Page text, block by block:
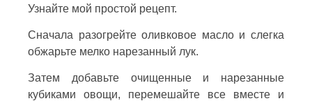
Узнайте мой простой рецепт.
Сначала разогрейте оливковое масло и слегка
обжарьте мелко нарезанный лук.
Затем добавьте очищенные и нарезанные
кубиками овощи, перемешайте все вместе и